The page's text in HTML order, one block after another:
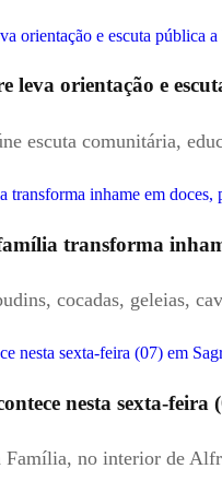
leva orientação e
escuta comunitária,
transforma
cocadas, geleias,
nesta sexta-feira
Família, no interior de